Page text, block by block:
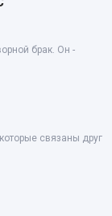
брак. Он -
связаны друг